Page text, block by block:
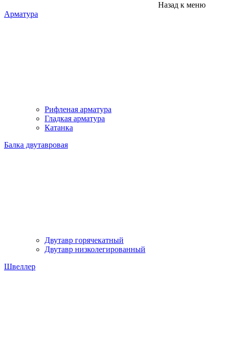
Назад к меню
Арматура
Рифленая арматура
Гладкая арматура
Катанка
Балка двутавровая
Двутавр горячекатный
Двутавр низколегированный
Швеллер